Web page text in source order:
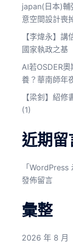
japan(日本)輔
意空間設計喪
【李煒永】
國家執政之基
AI若OSDER
養？華南師年
【梁釗】紹
(1)
近期留
「 WordPress
發佈留言
彙整
2026 年 8 月